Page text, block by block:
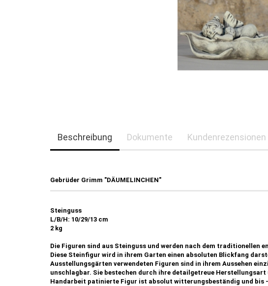
Beschreibung Dokumente Kundenrezensionen
Gebrüder Grimm "DÄUMELINCHEN"
Steinguss
L/B/H: 10/29/13 cm
2 kg
Die Figuren sind aus Steinguss und werden nach dem traditionellen
Diese Steinfigur wird in ihrem Garten einen absoluten Blickfang
Ausstellungsgärten verwendeten Figuren sind in ihrem Aussehen
unschlagbar. Sie bestechen durch ihre detailgetreue
Handarbeit patinierte Figur ist absolut witterungsbeständig und bis